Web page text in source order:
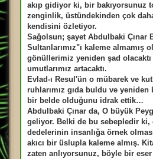
akıp gidiyor ki, bir bakıyorsunuz
zenginlik, üstündekinden çok
kendisini özletiyor.
Sağolsun; şayet Abdulbaki Çınar
Sultanlarımız"ı kaleme almamış
gönüllerimiz yeniden şad olacaktı
umutlarımız artacaktı.
Evlad-ı Resul'ün o mübarek ve
ruhlarımız gıda buldu ve yeniden
bir belde olduğunu idrak ettik…
Abdulbaki Çınar da, O büyük
geliyor. Belki de bu sebepledir ki,
dedelerinin insanlığa örnek
akıcı bir üslupla kaleme almış.
zaten anlıyorsunuz, böyle bir